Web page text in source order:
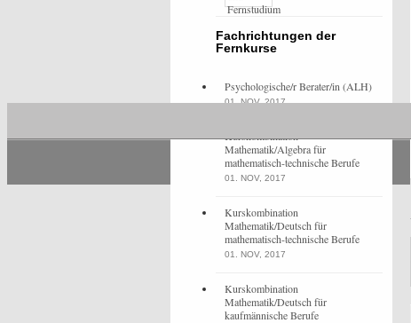
Fachrichtungen der
Fernkurse
Psychologische/r Berater/in (ALH)
01. NOV, 2017
Kurskombination
Mathematik/Algebra für
mathematisch-technische Berufe
01. NOV, 2017
Kurskombination
Mathematik/Deutsch für
mathematisch-technische Berufe
01. NOV, 2017
Kurskombination
Mathematik/Deutsch für
kaufmännische Berufe